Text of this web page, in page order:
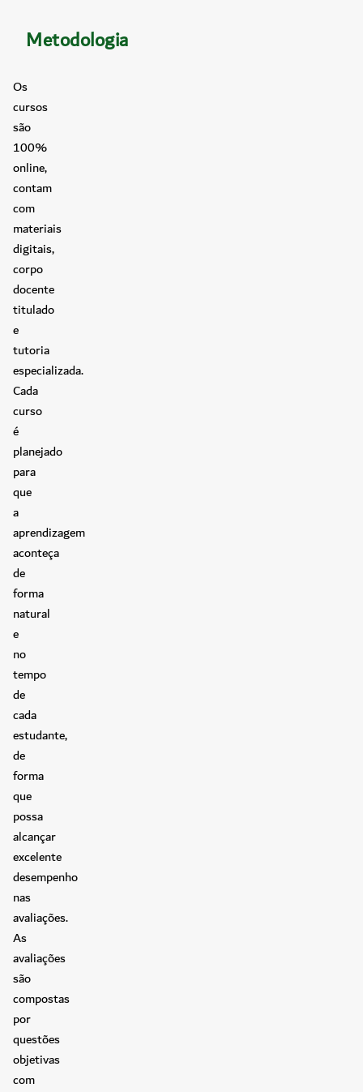
Metodologia
Os
cursos
são
100%
online,
contam
com
materiais
digitais,
corpo
docente
titulado
e
tutoria
especializada.
Cada
curso
é
planejado
para
que
a
aprendizagem
aconteça
de
forma
natural
e
no
tempo
de
cada
estudante,
de
forma
que
possa
alcançar
excelente
desempenho
nas
avaliações.
As
avaliações
são
compostas
por
questões
objetivas
com